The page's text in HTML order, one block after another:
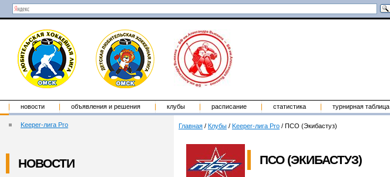
новости объявления и решения клубы расписание статистика турнирная таблица
Keeper-лига Pro
НОВОСТИ
Главная / Клубы / Keeper-лига Pro / ПСО (Экибастуз)
ПСО (ЭКИБАСТУЗ)